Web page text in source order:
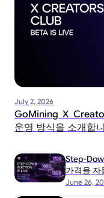
July 2, 2026
GoMining X
운영 방식을 소개합
June 26,
Step-
가격을